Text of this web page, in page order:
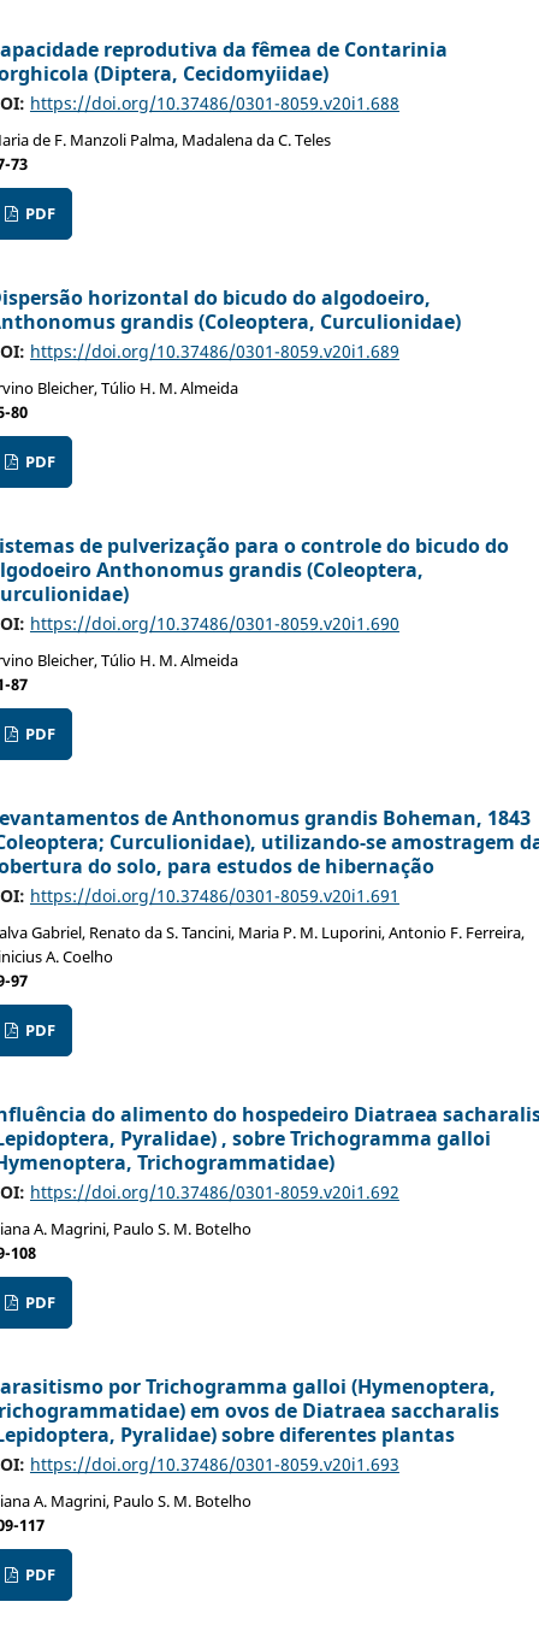
reprodutiva da fêmea de Contarinia
(Diptera, Cecidomyiidae)
https://doi.org/10.37486/0301-8059.v20i1.688
de F. Manzoli Palma, Madalena da C. Teles
73
PDF
horizontal do bicudo do algodoeiro,
grandis (Coleoptera, Curculionidae)
https://doi.org/10.37486/0301-8059.v20i1.689
Bleicher, Túlio H. M. Almeida
80
PDF
de pulverização para o controle do bicudo do
Anthonomus grandis (Coleoptera,
https://doi.org/10.37486/0301-8059.v20i1.690
Bleicher, Túlio H. M. Almeida
87
PDF
de Anthonomus grandis Boheman, 1843
Curculionidae), utilizando-se amostragem
do solo, para estudos de hibernação
https://doi.org/10.37486/0301-8059.v20i1.691
Gabriel, Renato da S. Tancini, Maria P. M. Luporini, Antonio F. Ferreira,
A. Coelho
97
PDF
do alimento do hospedeiro Diatraea
Pyralidae) , sobre Trichogramma galloi
Trichogrammatidae)
https://doi.org/10.37486/0301-8059.v20i1.692
A. Magrini, Paulo S. M. Botelho
108
PDF
por Trichogramma galloi (Hymenoptera,
em ovos de Diatraea saccharalis
Pyralidae) sobre diferentes plantas
https://doi.org/10.37486/0301-8059.v20i1.693
A. Magrini, Paulo S. M. Botelho
117
PDF